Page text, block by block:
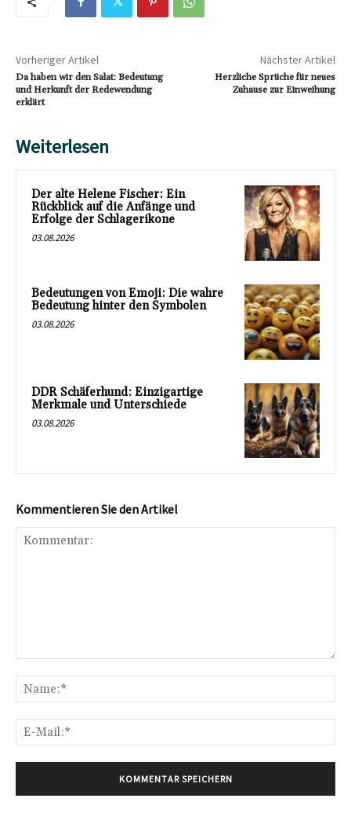
Vorheriger Artikel
Da haben wir den Salat: Bedeutung
und Herkunft der Redewendung
erklärt
Nächster Artikel
Herzliche Sprüche für neues
Zuhause zur Einweihung
Weiterlesen
Der alte Helene Fischer: Ein
Rückblick auf die Anfänge und
Erfolge der Schlagerikone
03.08.2026
Bedeutungen von Emoji: Die wahre
Bedeutung hinter den Symbolen
03.08.2026
DDR Schäferhund: Einzigartige
Merkmale und Unterschiede
03.08.2026
Kommentieren Sie den Artikel